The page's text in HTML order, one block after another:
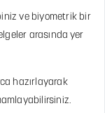
ve biyometrik bir
arasında yer
hazırlayarak